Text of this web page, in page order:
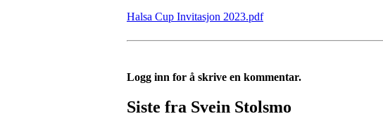
Halsa Cup Invitasjon 2023.pdf
Logg inn for å skrive en kommentar.
Siste fra Svein Stolsmo